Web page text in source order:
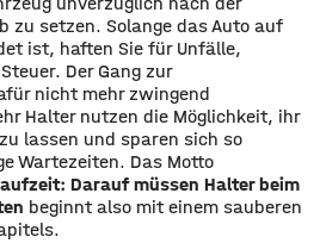
zu setzen. Solange das Auto auf
ist, haften Sie für Unfälle,
Der Gang zur
nicht mehr zwingend
Halter nutzen die Möglichkeit, ihr
zu lassen und sparen sich so
Wartezeiten. Das Motto
Darauf müssen Halter beim
beginnt also mit einem sauberen